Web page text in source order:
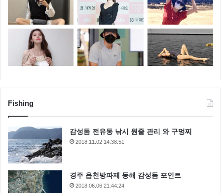
Fishing
감성돔 전유동 낚시 원줄 관리 와 구멍찌
2018.11.02 14:38:51
경주 읍천방파제 동해 감성돔 포인트
2018.06.06 21:44:24